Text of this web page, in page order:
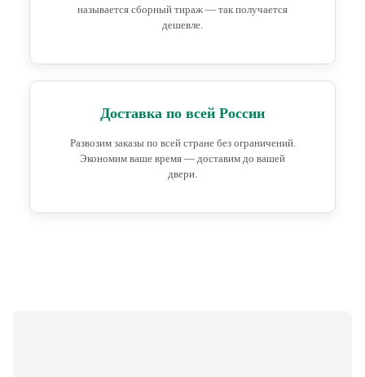
называется сборный тираж — так получается
дешевле.
Доставка по всей России
Развозим заказы по всей стране без ограничений.
Экономим ваше время — доставим до вашей
двери.